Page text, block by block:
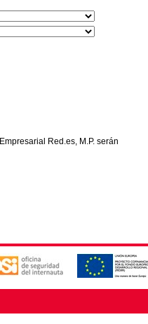
Red.es, M.P. serán